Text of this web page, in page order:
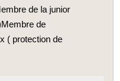
de la junior
de
( protection de